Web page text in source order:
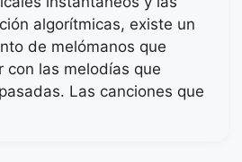
algorítmicas, existe un
de melómanos que
con las melodías que
Las canciones que